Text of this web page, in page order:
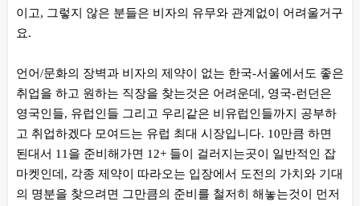
이고, 그렇지 않은 분들은 비자의 유무와 관계없이 어려울거구
요.
언어/문화의 장벽과 비자의 제약이 없는 한국-서울에서도 좋은
취업을 하고 원하는 직장을 찾는것은 어려운데, 영국-런던은
영국인들, 유럽인들 그리고 우리같은 비유럽인들까지 공부하
고 취업하겠다 모여드는 유럽 최대 시장입니다. 10만큼 하면
된대서 11을 준비해가면 12+ 들이 걸러지는곳이 일반적인 잡
마켓인데, 각종 제약이 따라오는 입장에서 도전의 가치와 기대
의 명분을 찾으려면 그만큼의 준비를 철저히 해놓는것이 먼저